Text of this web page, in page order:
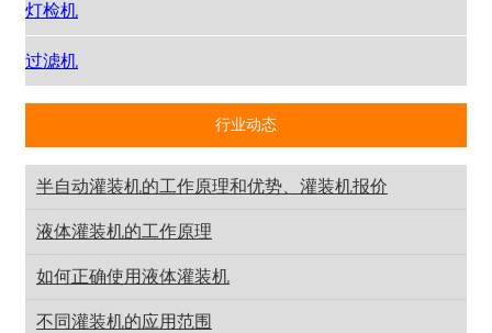
灯检机
过滤机
行业动态
半自动灌装机的工作原理和优势、灌装机报价
液体灌装机的工作原理
如何正确使用液体灌装机
不同灌装机的应用范围